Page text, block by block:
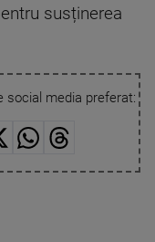
susținerea
social media preferat: